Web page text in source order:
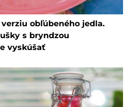
obľúbeného jedla.
s bryndzou
vyskúšať